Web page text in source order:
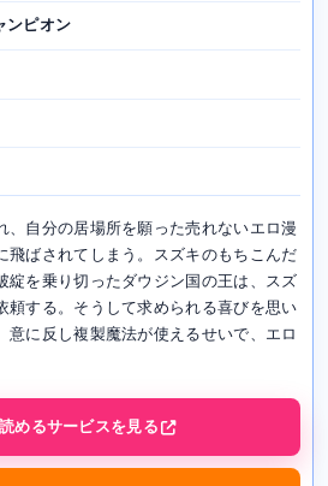
ンピオン
、自分の居場所を願った売れないエロ漫
飛ばされてしまう。スズキのもちこんだ
綻を乗り切ったダウジン国の王は、スズ
頼する。そうして求められる喜びを思い
意に反し複製魔法が使えるせいで、エロ
めるサービスを見る